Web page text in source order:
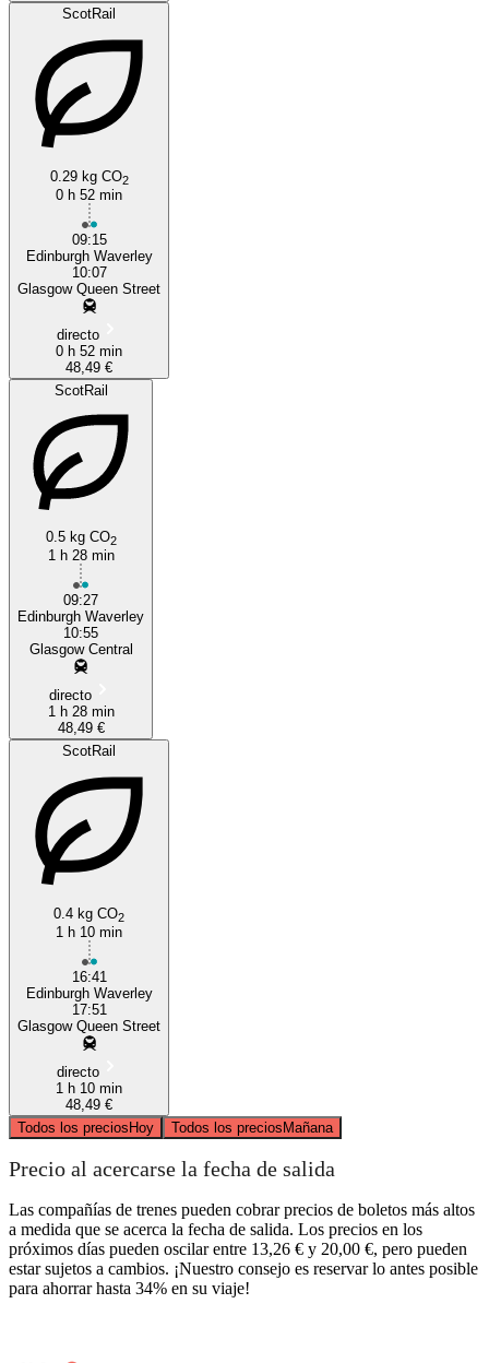
ScotRail
0.29 kg CO2
0 h 52 min
09:15
Edinburgh Waverley
10:07
Glasgow Queen Street
directo
0 h 52 min
48,49 €
ScotRail
0.5 kg CO2
1 h 28 min
09:27
Edinburgh Waverley
10:55
Glasgow Central
directo
1 h 28 min
48,49 €
ScotRail
0.4 kg CO2
1 h 10 min
16:41
Edinburgh Waverley
17:51
Glasgow Queen Street
directo
1 h 10 min
48,49 €
Todos los preciosHoy Todos los preciosMañana
Precio al acercarse la fecha de salida
Las compañías de trenes pueden cobrar precios de boletos más altos
a medida que se acerca la fecha de salida. Los precios en los
próximos días pueden oscilar entre 13,26 € y 20,00 €, pero pueden
estar sujetos a cambios. ¡Nuestro consejo es reservar lo antes posible
para ahorrar hasta 34% en su viaje!